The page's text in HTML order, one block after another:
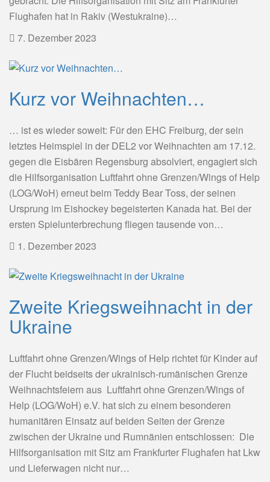
Flughafen hat in Rakiv (Westukraine)…
7. Dezember 2023
Kurz vor Weihnachten…
… ist es wieder soweit: Für den EHC Freiburg, der sein
letztes Heimspiel in der DEL2 vor Weihnachten am 17.12.
gegen die Eisbären Regensburg absolviert, engagiert sich
die Hilfsorganisation Luftfahrt ohne Grenzen/Wings of Help
(LOG/WoH) erneut beim Teddy Bear Toss, der seinen
Ursprung im Eishockey begeisterten Kanada hat. Bei der
ersten Spielunterbrechung fliegen tausende von…
1. Dezember 2023
Zweite Kriegsweihnacht in der
Ukraine
Luftfahrt ohne Grenzen/Wings of Help richtet für Kinder auf
der Flucht beidseits der ukrainisch-rumänischen Grenze
Weihnachtsfeiern aus Luftfahrt ohne Grenzen/Wings of
Help (LOG/WoH) e.V. hat sich zu einem besonderen
humanitären Einsatz auf beiden Seiten der Grenze
zwischen der Ukraine und Rumnänien entschlossen: Die
Hilfsorganisation mit Sitz am Frankfurter Flughafen hat Lkw
und Lieferwagen nicht nur…